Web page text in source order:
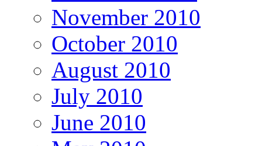
November 2010
October 2010
August 2010
July 2010
June 2010